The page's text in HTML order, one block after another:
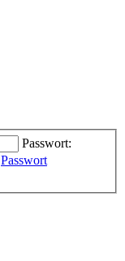
Passwort:
Passwort